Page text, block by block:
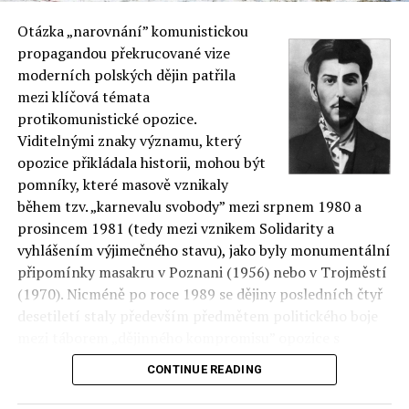
Otázka „narovnání” komunistickou
propagandou překrucované vize
moderních polských dějin patřila
mezi klíčová témata
protikomunistické opozice.
Viditelnými znaky významu, který
opozice přikládala historii, mohou být
pomníky, které masově vznikaly
během tzv. „karnevalu svobody” mezi srpnem 1980 a
prosincem 1981 (tedy mezi vznikem Solidarity a
vyhlášením výjimečného stavu), jako byly monumentální
připomínky masakru v Poznani (1956) nebo v Trojměstí
(1970). Nicméně po roce 1989 se dějiny posledních čtyř
režimem a příznivci „zúčtování s minulostí”.
CONTINUE READING